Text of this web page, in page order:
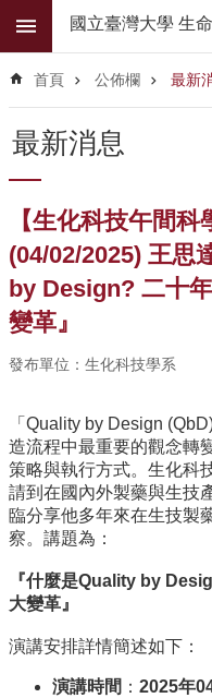
跳到主要內容區塊
階
尋
公
佈
欄
學
簡
介
系
資
高
中
生
專
大
部
國立臺灣大學 生
首頁 公佈欄 最新
最新消息
【生化科技午間科
(04/02/2025) 王思
by Design? 二十
變革』
發布單位：生化科技學系
「Quality by Design
造流程中最重要的觀念轉
策略與執行方式。生化科
請到在國內外製藥與生技
臨分享他多年來在生技製
察。講題為：
『什麼是Quality by
大變革』
演講安排詳情簡述如下：
演講時間 ： 2025年